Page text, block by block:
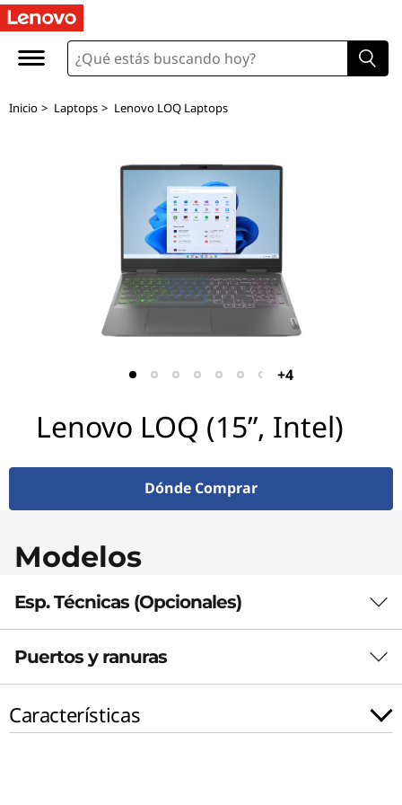
L
n
R
H
Inicio > Laptops > Lenovo LOQ Laptops
+4
Lenovo LOQ (15”, Intel)
Dónde Comprar
Modelos
Esp. Técnicas (Opcionales)
PERFORMANCE
Processor
Up to 13thGen Intel® Core™ i7-13700H
Puertos y ranuras
Características